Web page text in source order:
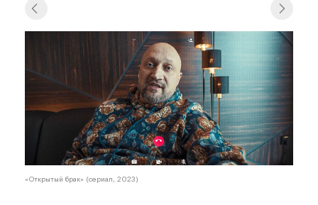
«Открытый брак» (сериал, 2023)